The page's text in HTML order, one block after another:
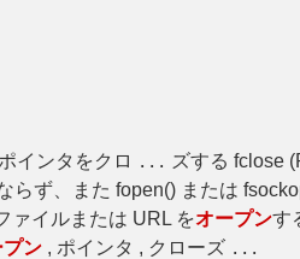
インタをクロ ... ズする fclose
らず、また fopen() または
ァイルまたは URL をオープンす
プン , ポインタ , クローズ ...